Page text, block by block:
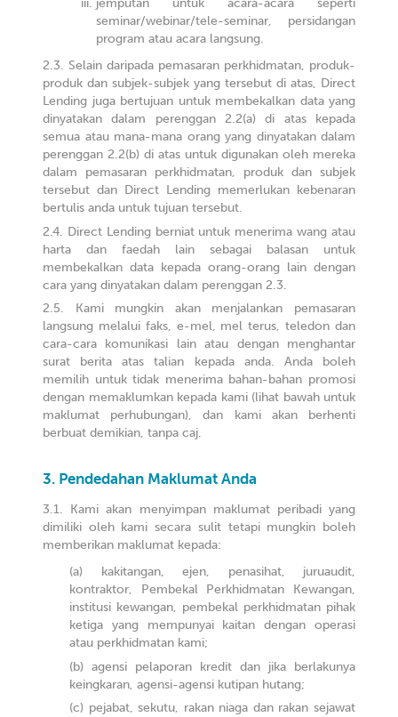
seminar/webinar/tele-seminar, persidangan
program atau acara langsung.
Selain daripada pemasaran perkhidmatan, produk-
produk dan subjek-subjek yang tersebut di atas, Direct
Lending juga bertujuan untuk membekalkan data yang
dinyatakan dalam perenggan 2.2(a) di atas kepada
semua atau mana-mana orang yang dinyatakan dalam
perenggan 2.2(b) di atas untuk digunakan oleh mereka
dalam pemasaran perkhidmatan, produk dan subjek
tersebut dan Direct Lending memerlukan kebenaran
bertulis anda untuk tujuan tersebut.
Direct Lending berniat untuk menerima wang atau
harta dan faedah lain sebagai balasan untuk
membekalkan data kepada orang-orang lain dengan
cara yang dinyatakan dalam perenggan 2.3.
Kami mungkin akan menjalankan pemasaran
langsung melalui faks, e-mel, mel terus, teledon dan
cara-cara komunikasi lain atau dengan menghantar
surat berita atas talian kepada anda. Anda boleh
memilih untuk tidak menerima bahan-bahan promosi
dengan memaklumkan kepada kami (lihat bawah untuk
maklumat perhubungan), dan kami akan berhenti
berbuat demikian, tanpa caj.
Pendedahan Maklumat Anda
Kami akan menyimpan maklumat peribadi yang
dimiliki oleh kami secara sulit tetapi mungkin boleh
memberikan maklumat kepada:
kakitangan, ejen, penasihat, juruaudit,
kontraktor, Pembekal Perkhidmatan Kewangan,
institusi kewangan, pembekal perkhidmatan pihak
ketiga yang mempunyai kaitan dengan operasi
atau perkhidmatan kami;
agensi pelaporan kredit dan jika berlakunya
keingkaran, agensi-agensi kutipan hutang;
pejabat, sekutu, rakan niaga dan rakan sejawat